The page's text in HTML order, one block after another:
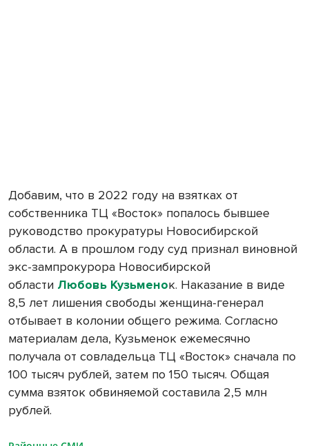
Добавим, что в 2022 году на взятках от
собственника ТЦ «Восток» попалось бывшее
руководство прокуратуры Новосибирской
области. А в прошлом году суд признал виновной
экс-зампрокурора Новосибирской
области Любовь Кузьменок. Наказание в виде
8,5 лет лишения свободы женщина-генерал
отбывает в колонии общего режима. Согласно
материалам дела, Кузьменок ежемесячно
получала от совладельца ТЦ «Восток» сначала по
100 тысяч рублей, затем по 150 тысяч. Общая
сумма взяток обвиняемой составила 2,5 млн
рублей.